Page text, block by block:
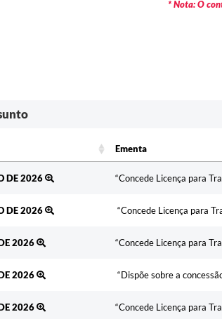
* Nota: O
Ementa
DE 2026
“Concede Licença para
DE 2026 “Concede Licença para
2026 “Concede Licença para
2026 “Dispõe sobre a
2026 “Concede Licença para